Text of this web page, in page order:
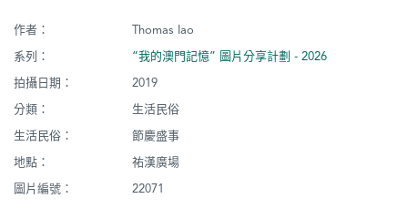
作者：
Thomas Iao
系列：
“我的澳門記憶” 圖片分享計劃 - 2026
拍攝日期：
2019
分類：
生活民俗
生活民俗：
節慶盛事
地點：
祐漢廣場
圖片編號：
22071